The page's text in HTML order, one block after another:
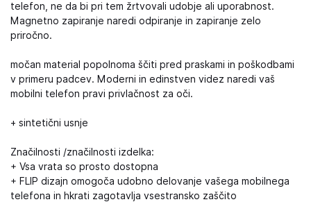
telefon, ne da bi pri tem žrtvovali udobje ali uporabnost.
Magnetno zapiranje naredi odpiranje in zapiranje zelo
priročno.
močan material popolnoma ščiti pred praskami in poškodbami
v primeru padcev. Moderni in edinstven videz naredi vaš
mobilni telefon pravi privlačnost za oči.
+ sintetični usnje
Značilnosti /značilnosti izdelka:
+ Vsa vrata so prosto dostopna
+ FLIP dizajn omogoča udobno delovanje vašega mobilnega
telefona in hkrati zagotavlja vsestransko zaščito